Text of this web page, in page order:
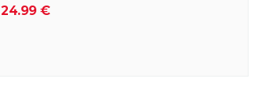
24.99 €